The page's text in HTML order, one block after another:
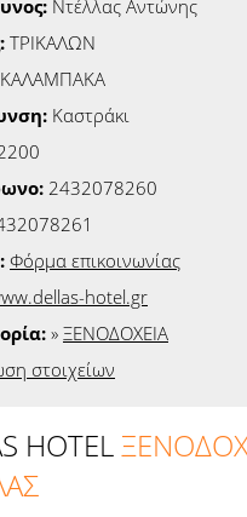
Ντέλλας Αντώνης
ΤΡΙΚΑΛΩΝ
ΚΑΛΑΜΠΑΚΑ
Καστράκι
2432078260
Φόρμα επικοινωνίας
hotel.gr
» ΞΕΝΟΔΟΧΕΙΑ
στοιχείων
HOTEL